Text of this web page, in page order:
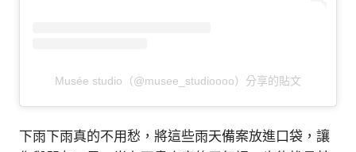
Musée studio（@musee_studioooo）分享的貼文
下雨下雨真的不用愁，將這些雨天備案放進口袋，讓